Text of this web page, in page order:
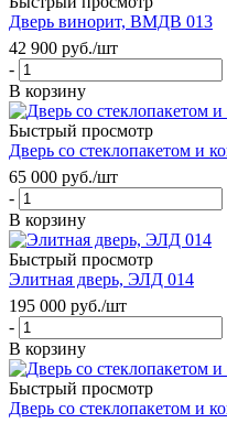
Дверь винорит, ВМДВ 013
42 900 руб./шт
-
В корзину
Быстрый просмотр
Дверь со стеклопакетом и
65 000 руб./шт
-
В корзину
Быстрый просмотр
Элитная дверь, ЭЛД 014
195 000 руб./шт
-
В корзину
Быстрый просмотр
Дверь со стеклопакетом и